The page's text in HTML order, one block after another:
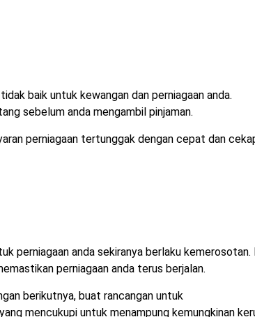
baik untuk kewangan dan perniagaan anda.
sebelum anda mengambil pinjaman.
perniagaan tertunggak dengan cepat dan
perniagaan anda sekiranya berlaku kemerosotan.
perniagaan anda terus berjalan.
berikutnya, buat rancangan untuk
mencukupi untuk menampung kemungkinan